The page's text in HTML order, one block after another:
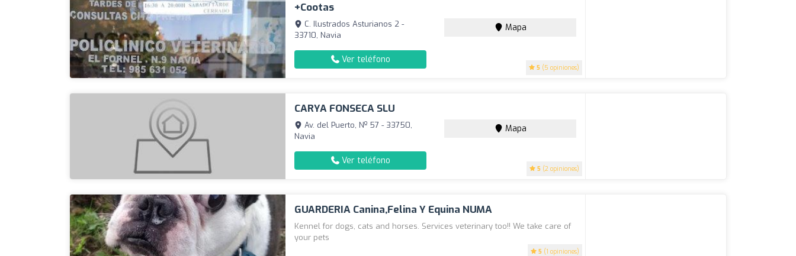
+cootas
5 (5 opiniones)
C. Ilustrados Asturianos 2 -
33710, Navia
Mapa
Ver teléfono
CARYA FONSECA SLU
5 (2 opiniones)
Av. del Puerto, Nº 57 - 33750,
Navia
Mapa
Ver teléfono
GUARDERIA Canina,felina Y Equina NUMA
5 (1 opiniones)
Kennel for dogs, cats and horses. Services veterinary too!! We take care of
your pets